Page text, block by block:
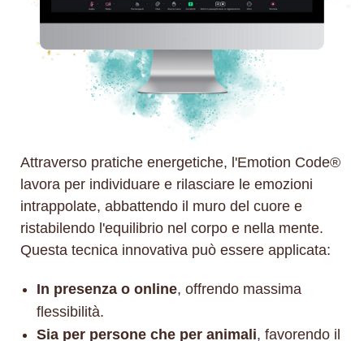
Attraverso pratiche energetiche, l'Emotion Code®
lavora per individuare e rilasciare le emozioni
intrappolate, abbattendo il muro del cuore e
ristabilendo l'equilibrio nel corpo e nella mente.
Questa tecnica innovativa può essere applicata:
In presenza o online, offrendo massima
flessibilità.
Sia per persone che per animali, favorendo il